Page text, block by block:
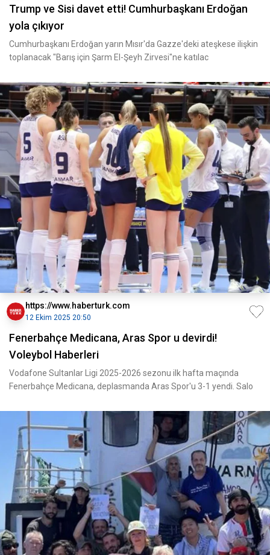
Trump ve Sisi davet etti! Cumhurbaşkanı Erdoğan
yola çıkıyor
Cumhurbaşkanı Erdoğan yarın Mısır'da Gazze'deki ateşkese ilişkin
toplanacak "Barış için Şarm El-Şeyh Zirvesi"ne katılac
https://www.haberturk.com
12 Ekim 2025 20:50
Fenerbahçe Medicana, Aras Spor u devirdi!
Voleybol Haberleri
Vodafone Sultanlar Ligi 2025-2026 sezonu ilk hafta maçında
Fenerbahçe Medicana, deplasmanda Aras Spor'u 3-1 yendi. Salo